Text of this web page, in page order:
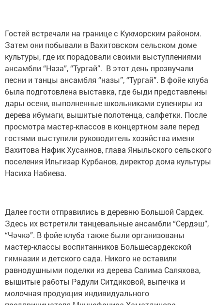
Гостей встречали на границе с Кукморским районом.
Затем они побывали в Вахитовском сельском доме
культуры, где их порадовали своими выступлениями
ансамбли “Наза”, “Тургай”. В этот день прозвучали
песни и танцы ансамбля “назы”, “Тургай”. В фойе клуба
была подготовлена выставка, где быди представлены
дары осени, выполненные школьниками сувениры из
дерева ибумаги, вышитые полотенца, салфетки. После
просмотра мастер-классов в концертном зале перед
гостями выступили руководитель хозяйства имени
Вахитова Нафик Хусаинов, глава Яныльского сельского
поселения Ильгизар Курбанов, директор дома культуры
Насиха Набиева.
Далее гости отправились в деревню Большой Сардек.
Здесь их встретили танцевальные ансамбли “Сердэш”,
“Чәчкә”. В фойе клуба также были организованы
мастер-классы воспитанников Большесардекской
гимназии и детского сада. Никого не оставили
равнодушными поделки из дерева Салима Саляхова,
вышитые работы Радули Ситдиковой, выпечка и
молочная продукция индивидуального